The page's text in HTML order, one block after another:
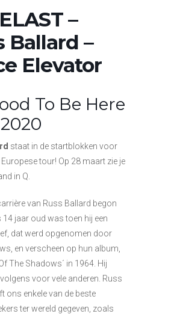
–
Ballard –
Elevator
To Be Here
staat in de startblokken voor
Europese tour! Op 28 maart zie je
in Q.
van Russ Ballard begon
14 jaar oud was toen hij een
dat werd opgenomen door
en verscheen op hun album,
The Shadows´ in 1964. Hij
voor vele anderen. Russ
ons enkele van de beste
ter wereld gegeven, zoals